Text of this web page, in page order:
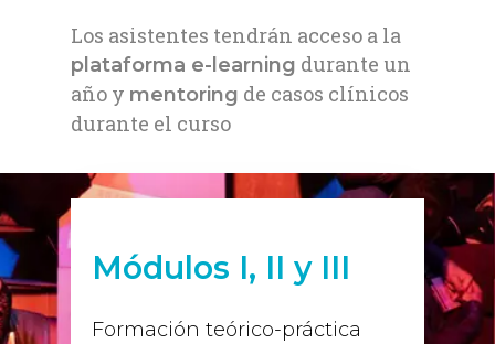
Los asistentes tendrán acceso a la
plataforma e-learning durante un
año y mentoring de casos clínicos
durante el curso
Módulos I, II y III
Formación teórico-práctica